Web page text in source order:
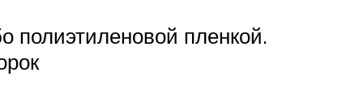
полиэтиленовой пленкой.